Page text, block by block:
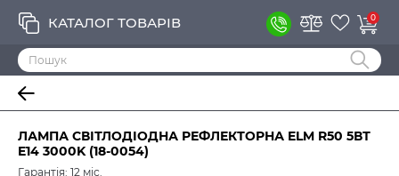
КАТАЛОГ ТОВАРІВ 0
ЛАМПА СВІТЛОДІОДНА РЕФЛЕКТОРНА ELM R50 5ВТ
E14 3000K (18-0054)
Гарантія: 12 міс.